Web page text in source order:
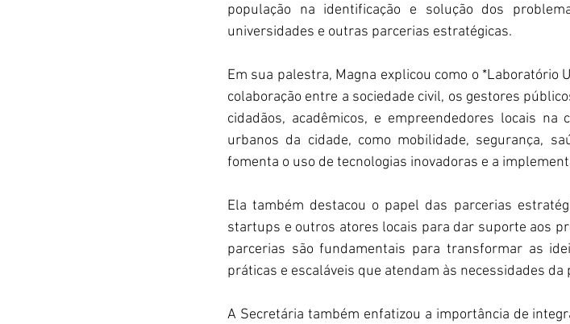
população na identificação e solução dos
universidades e outras parcerias estratégicas.
Em sua palestra, Magna explicou como o *Laboratório
colaboração entre a sociedade civil, os gestores
cidadãos, acadêmicos, e empreendedores locais
urbanos da cidade, como mobilidade, segurança,
fomenta o uso de tecnologias inovadoras e a
Ela também destacou o papel das parcerias
startups e outros atores locais para dar suporte aos
parcerias são fundamentais para transformar as
práticas e escaláveis que atendam às necessidades da
A Secretária também enfatizou a importância de